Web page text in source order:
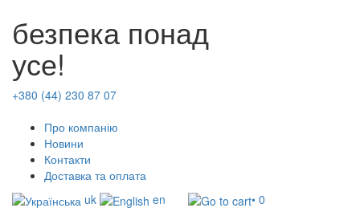
безпека понад
усе!
+380 (44) 230 87 07
Про компанію
Новини
Контакти
Доставка та оплата
uk
en
• 0